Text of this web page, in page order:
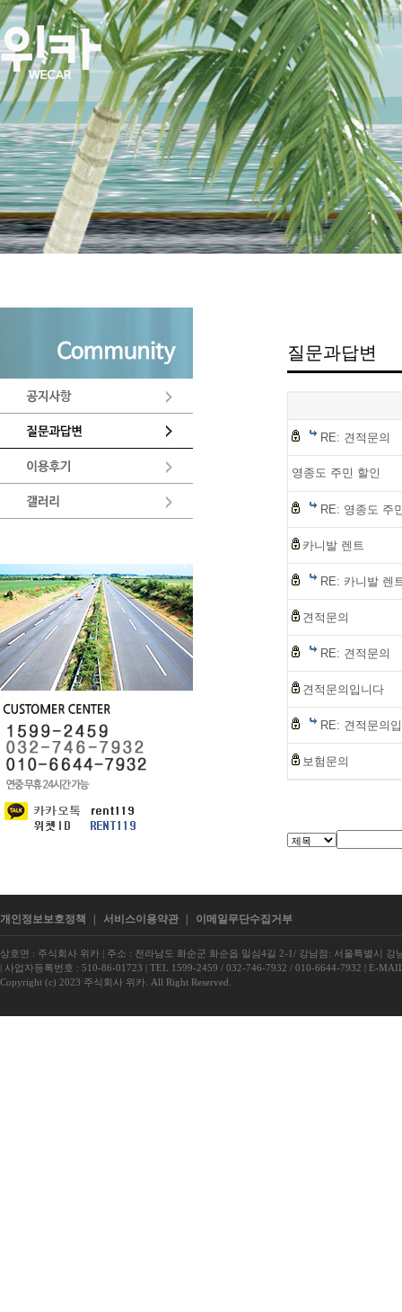
질문과답변
RE: 견적문의
영종도 주민 할인
RE: 영종도 주
카니발 렌트
RE: 카니발 렌
견적문의
RE: 견적문의
견적문의입니다
RE: 견적문의
보험문의
개인정보보호정책 서비스이용약관 이메일무단수집거부
상호면 : 주식회사 위카 | 주소 : 전라남도 화순군 화순읍 일심4길 2-1/ 강남점: 서울특별시 강
| 사업자등록번호 : 510-86-01723 | TEL 1599-2459 / 032-746-7932 / 010-6644-7932 | E-
Copyright (c) 2023 주식회사 위카. All Right Reserved.